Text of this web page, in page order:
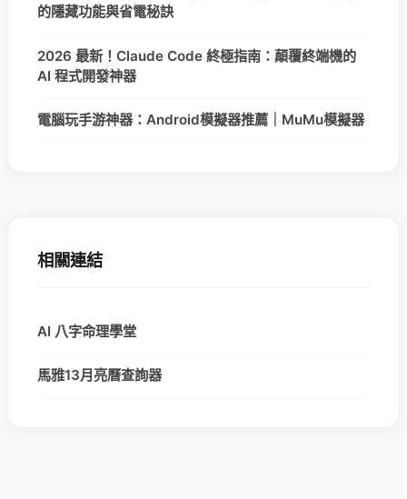
的隱藏功能與省電秘訣
2026 最新！Claude Code 終極指南：顛覆終端機的
AI 程式開發神器
電腦玩手游神器：Android模擬器推薦｜MuMu模擬器
相關連結
AI 八字命理學堂
馬雅13月亮曆查詢器